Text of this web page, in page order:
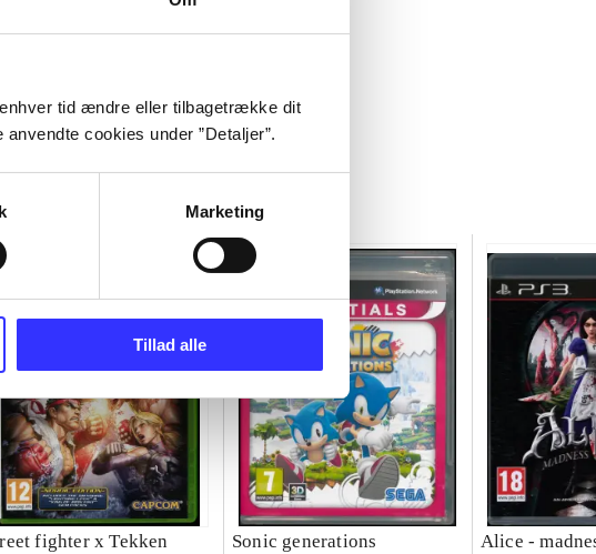
tid ændre eller tilbagetrække dit
cookies under ”Detaljer”.
Marketing
Tillad alle
fighter x Tekken
Sonic generations
Alice -